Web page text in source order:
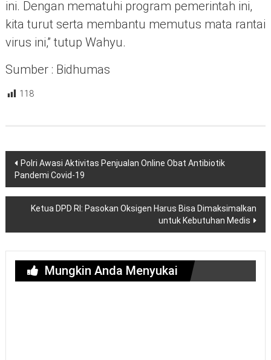
ini. Dengan mematuhi program pemerintah ini,
kita turut serta membantu memutus mata rantai
virus ini,” tutup Wahyu.
Sumber : Bidhumas
118
Navigasi
pos
Polri Awasi Aktivitas Penjualan Online Obat Antibiotik
Pandemi Covid-19
Ketua DPD RI: Pasokan Oksigen Harus Bisa Dimaksimalkan
untuk Kebutuhan Medis
Mungkin Anda Menyukai